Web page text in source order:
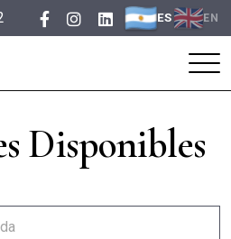
ES EN
Disponibles